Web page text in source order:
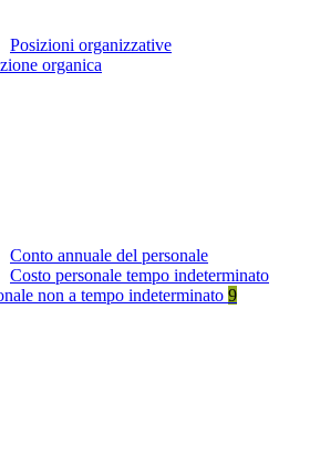
Posizioni organizzative
organica
Conto annuale del personale
Costo personale tempo indeterminato
non a tempo indeterminato 9